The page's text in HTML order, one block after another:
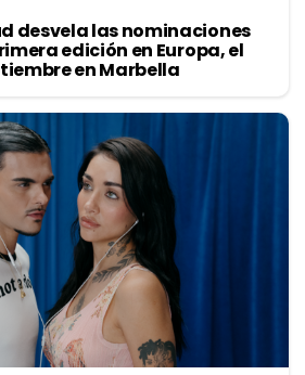
desvela las nominaciones
edición en Europa, el
en Marbella